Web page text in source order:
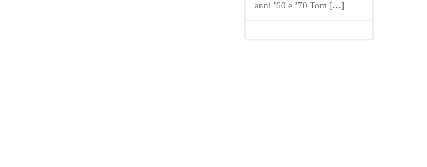
anni ’60 e ’70 Tom […]